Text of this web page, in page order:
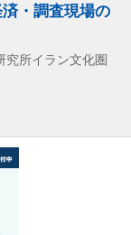
・調査現場の
究所イラン文化圏